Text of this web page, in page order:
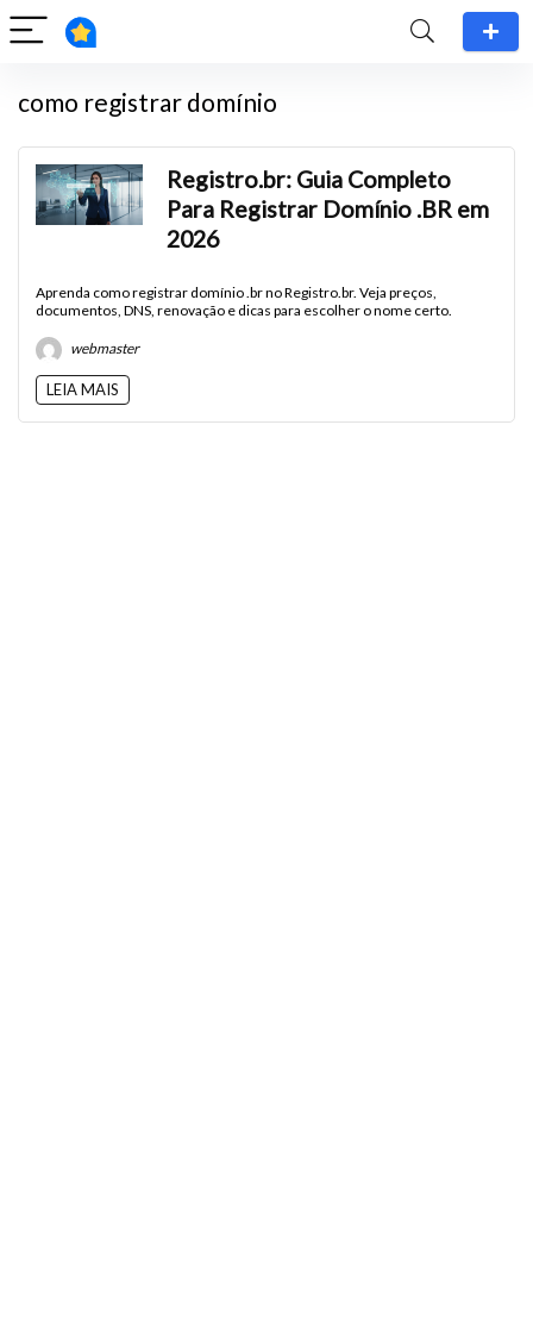
como registrar domínio
Registro.br: Guia Completo
Para Registrar Domínio .BR em
2026
Aprenda como registrar domínio .br no Registro.br. Veja preços,
documentos, DNS, renovação e dicas para escolher o nome certo.
webmaster
LEIA MAIS